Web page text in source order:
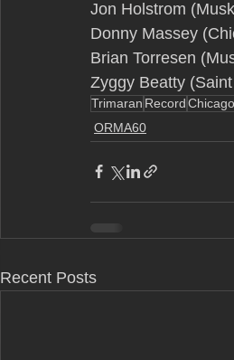
Jon Holstrom
Donny Massey
Brian Torresen
Zyggy Beatty
Trimaran RecordChicago
ORMA60
Recent Posts